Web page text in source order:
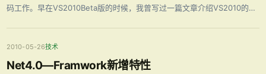
码工作。早在VS2010Beta版的时候，我曾写过一篇文章介绍VS2010的一
2010-05-26技术
Net4.0—Framwork新增特性